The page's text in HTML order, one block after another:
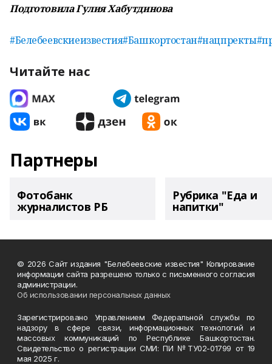
Подготовила Гулия Хабутдинова
#Белебеевскиеизвестия#Башкортостан#нацпректы
Читайте нас
Партнеры
Фотобанк
журналистов РБ
Рубрика "Еда и
напитки"
© 2026 Сайт издания "Белебеевские известия" Копирование
информации сайта разрешено только с письменного согласия
администрации.
Об использовании персональных данных
Зарегистрировано Управлением Федеральной службы по
надзору в сфере связи, информационных технологий и
массовых коммуникаций по Республике Башкортостан.
Свидетельство о регистрации СМИ: ПИ №ТУ02-01799 от 19
мая 2025 г.